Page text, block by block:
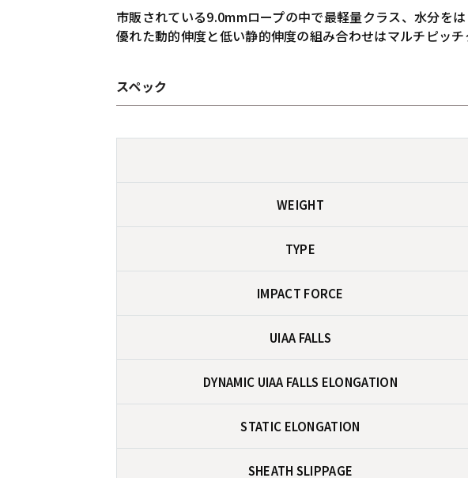
市販されている9.0mmロープの中で最軽量クラス、水分を
優れた動的伸度と低い静的伸度の組み合わせはマルチピッチ
スペック
WEIGHT
TYPE
IMPACT FORCE
UIAA FALLS
DYNAMIC UIAA FALLS ELONGATION
STATIC ELONGATION
SHEATH SLIPPAGE